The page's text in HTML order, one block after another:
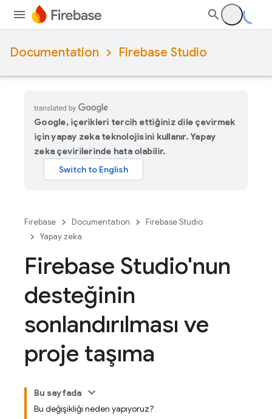
Documentation Firebase Studio
Google, içerikleri tercih ettiğiniz dile çevirmek
için yapay zeka teknolojisini kullanır. Yapay
zeka çevirilerinde hata olabilir.
Firebase Documentation
Firebase Studio
Yapay zeka
Firebase Studio'nun
desteğinin
sonlandırılması ve
proje taşıma
Bu sayfada
Bu değişikliği neden yapıyoruz?